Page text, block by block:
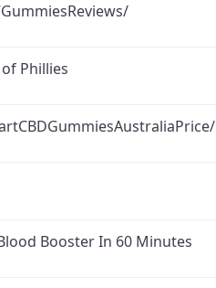
Phillies
Booster In 60 Minutes